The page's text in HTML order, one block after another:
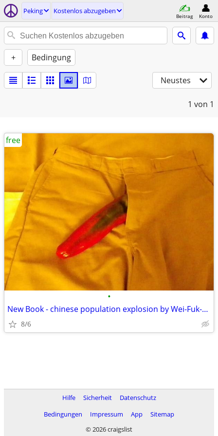
Peking Kostenlos abzugeben
Beitrag Konto
+ Bedingung
Neustes
1 von 1
•
New Book - chinese population explosion by Wei-Fuk-Em-Yung
8/6
free
Hilfe Sicherheit
Datenschutz
Bedingungen
Impressum App
Sitemap
© 2026 craigslist